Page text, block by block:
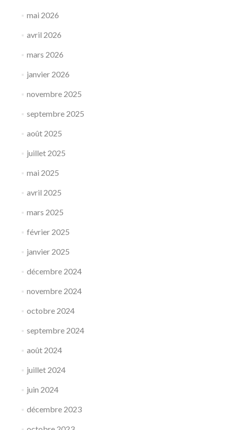
mai 2026
avril 2026
mars 2026
janvier 2026
novembre 2025
septembre 2025
août 2025
juillet 2025
mai 2025
avril 2025
mars 2025
février 2025
janvier 2025
décembre 2024
novembre 2024
octobre 2024
septembre 2024
août 2024
juillet 2024
juin 2024
décembre 2023